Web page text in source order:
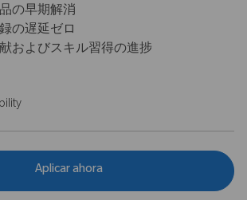
の早期解消
の遅延ゼロ
およびスキル習得の進捗
Aplicar ahora